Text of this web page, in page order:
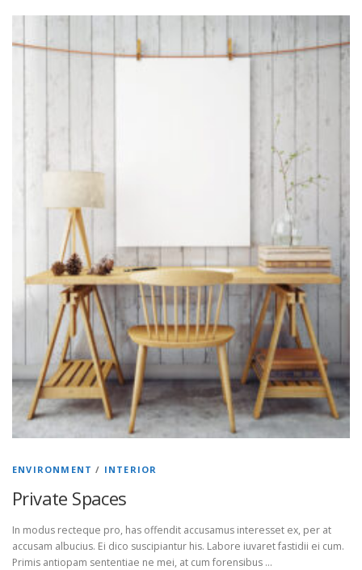
ENVIRONMENT / INTERIOR
Private Spaces
In modus recteque pro, has offendit accusamus interesset ex, per at
accusam albucius. Ei dico suscipiantur his. Labore iuvaret fastidii ei cum.
Primis antiopam sententiae ne mei, at cum forensibus …